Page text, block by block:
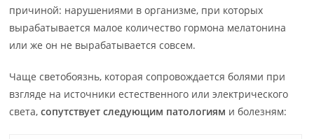
причиной: нарушениями в организме, при которых
вырабатывается малое количество гормона мелатонина
или же он не вырабатывается совсем.
Чаще светобоязнь, которая сопровождается болями при
взгляде на источники естественного или электрического
света,сопутствует следующим патологиям и болезням: